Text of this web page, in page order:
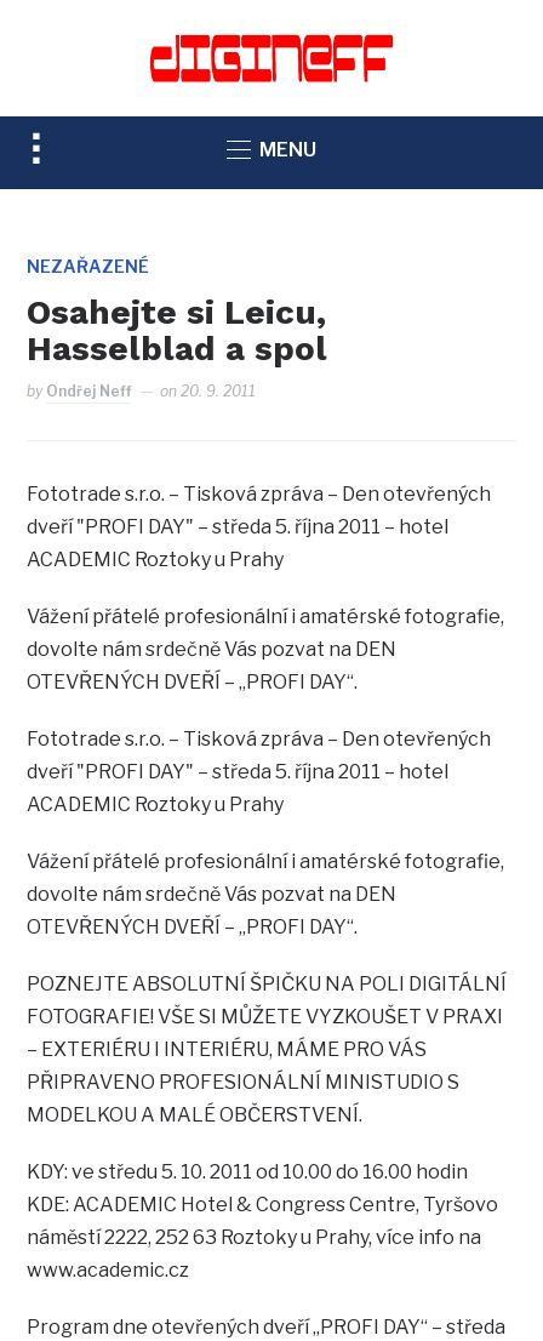
TOGGLE
SIDEBAR
NAVIGATION
MENU
NEZAŘAZENÉ
Osahejte si Leicu,
Hasselblad a spol
by Ondřej Neff on20. 9. 2011
Fototrade s.r.o. – Tisková zpráva – Den otevřených
dveří "PROFI DAY" – středa 5. října 2011 – hotel
ACADEMIC Roztoky u Prahy
Vážení přátelé profesionální i amatérské fotografie,
dovolte nám srdečně Vás pozvat na DEN
OTEVŘENÝCH DVEŘÍ – „PROFI DAY“.
Fototrade s.r.o. – Tisková zpráva – Den otevřených
dveří "PROFI DAY" – středa 5. října 2011 – hotel
ACADEMIC Roztoky u Prahy
Vážení přátelé profesionální i amatérské fotografie,
dovolte nám srdečně Vás pozvat na DEN
OTEVŘENÝCH DVEŘÍ – „PROFI DAY“.
POZNEJTE ABSOLUTNÍ ŠPIČKU NA POLI DIGITÁLNÍ
FOTOGRAFIE! VŠE SI MŮŽETE VYZKOUŠET V PRAXI
– EXTERIÉRU I INTERIÉRU, MÁME PRO VÁS
PŘIPRAVENO PROFESIONÁLNÍ MINISTUDIO S
MODELKOU A MALÉ OBČERSTVENÍ.
KDY: ve středu 5. 10. 2011 od 10.00 do 16.00 hodin
KDE: ACADEMIC Hotel & Congress Centre, Tyršovo
náměstí 2222, 252 63 Roztoky u Prahy, více info na
www.academic.cz
Program dne otevřených dveří „PROFI DAY“ – středa